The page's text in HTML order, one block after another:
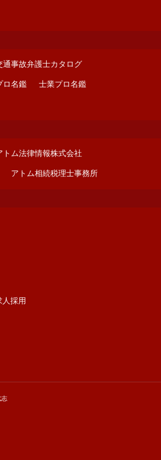
通事故弁護士カタログ
ロ名鑑 士業プロ名鑑
トム法律情報株式会社
アトム相続税理士事務所
採用
志